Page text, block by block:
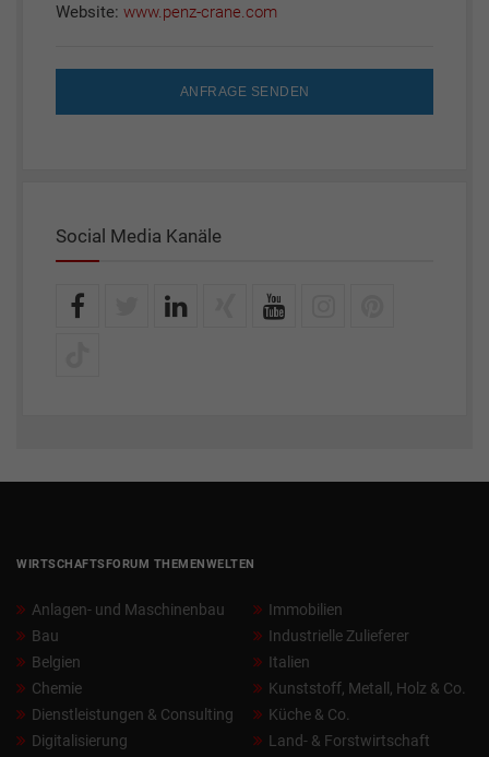
Website: www.penz-crane.com
ANFRAGE SENDEN
Social Media Kanäle
WIRTSCHAFTSFORUM THEMENWELTEN
Anlagen- und Maschinenbau
Bau
Belgien
Chemie
Dienstleistungen & Consulting
Digitalisierung
Immobilien
Industrielle Zulieferer
Italien
Kunststoff, Metall, Holz & Co.
Küche & Co.
Land- & Forstwirtschaft